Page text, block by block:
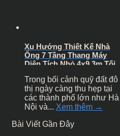
Xu Hướng Thiết Kế Nhà
Ống 7 Tầng Thang Máy
Diện Tích Nhỏ 4×9.3m Tối
Trong bối cảnh quỹ đất đô
thị ngày càng thu hẹp tại
các thành phố lớn như Hà
Nội và... Xem thêm →
Bài Viết Gần Đây